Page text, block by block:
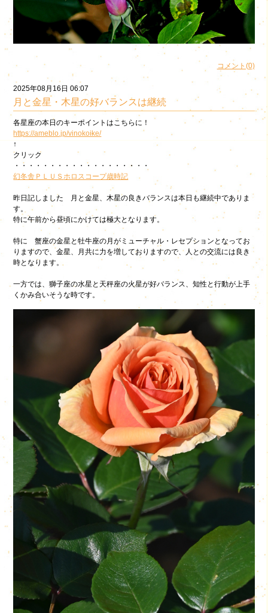
コメント(0)
2025年08月16日 06:07
月と金星・木星の好バランスは継続
各星座の本日のキーポイントはこちらに！
https://ameblo.jp/vinokoike/
↑
クリック
・・・・・・・・・・・・・・・・・・・
幻冬舎ＰＬＵＳホロスコープ歳時記
昨日記しました 月と金星、木星の良きバランスは本日も継続中でありま
す。
特に午前から昼頃にかけては極大となります。
特に 蟹座の金星と牡牛座の月がミューチャル・レセプションとなってお
りますので、金星、月共に力を増しておりますので、人との交流には良き
時となります。
一方では、獅子座の水星と天秤座の火星が好バランス、知性と行動が上手
くかみ合いそうな時です。